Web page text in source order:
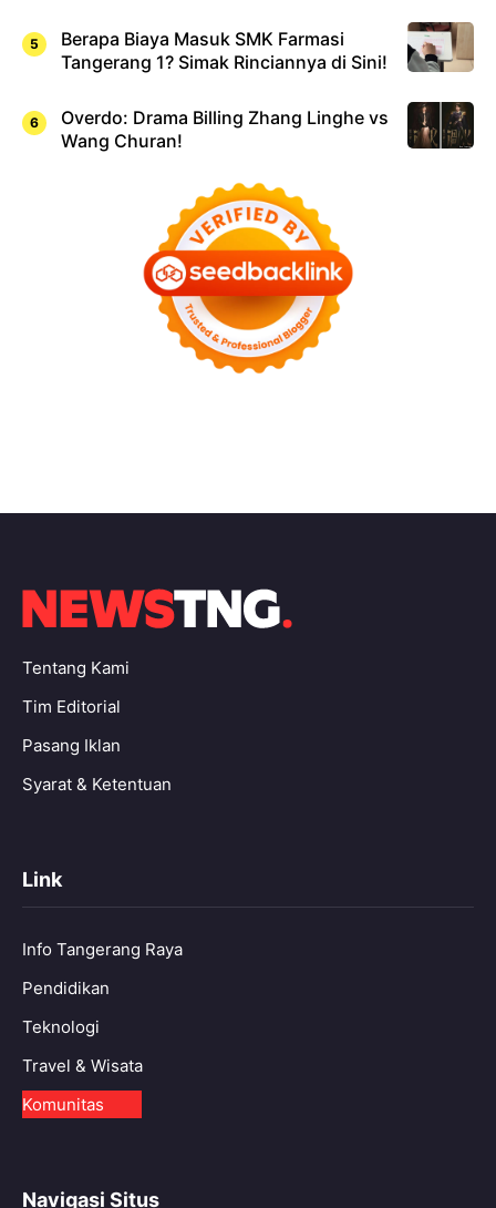
Berapa Biaya Masuk SMK Farmasi
Tangerang 1? Simak Rinciannya di Sini!
Overdo: Drama Billing Zhang Linghe vs
Wang Churan!
Tentang Kami
Tim Editorial
Pasang Iklan
Syarat & Ketentuan
Link
Info Tangerang Raya
Pendidikan
Teknologi
Travel & Wisata
Komunitas
Navigasi Situs